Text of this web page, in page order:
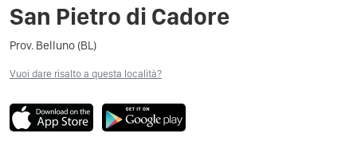
San Pietro di Cadore
Prov. Belluno (BL)
Vuoi dare risalto a questa località?